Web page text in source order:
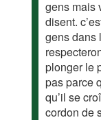
gens mais
disent.
gens dans
plonger le
pas parce
qu’il se
cordon de